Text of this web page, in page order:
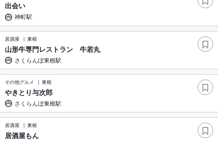
出会い
神町駅
居酒屋 東根
山形牛専門レストラン 牛若丸
さくらんぼ東根駅
その他グルメ 東根
やきとり与次郎
さくらんぼ東根駅
居酒屋 東根
居酒屋もん